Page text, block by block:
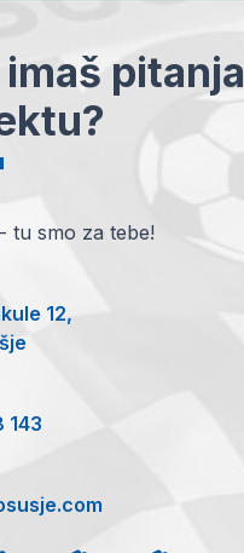
imaš pitanja
tu smo za tebe!
12,
143